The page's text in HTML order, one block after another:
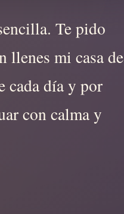
Te pido
llenes mi casa de
cada día y por
con calma y